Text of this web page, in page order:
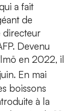
a fait
de
directeur
Devenu
en 2022, il
juin. En mai
boissons
à la